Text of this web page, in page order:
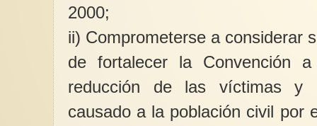
2000;
ii) Comprometerse a considerar
de fortalecer la Convención
reducción de las víctimas y
causado a la población civil por